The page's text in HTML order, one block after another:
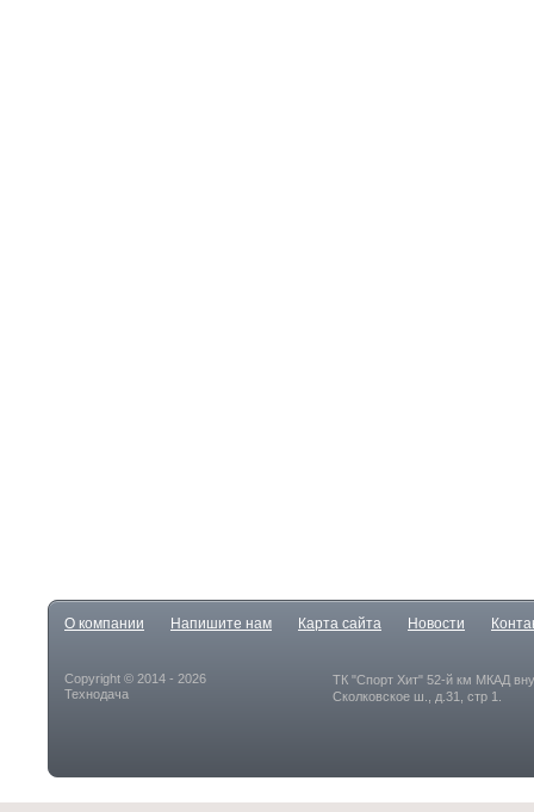
О компании Напишите нам Карта сайта Новости
Copyright © 2014 - 2026
Технодача
ТК "Спорт Хит" 52-й км МКАД
Сколковское ш., д.31, стр 1.